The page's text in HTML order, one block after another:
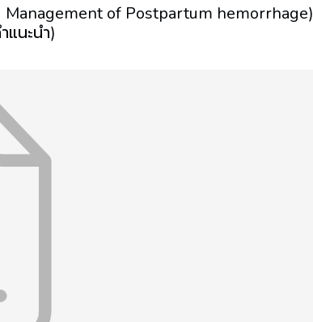
of Postpartum hemorrhage)
นะนำ)